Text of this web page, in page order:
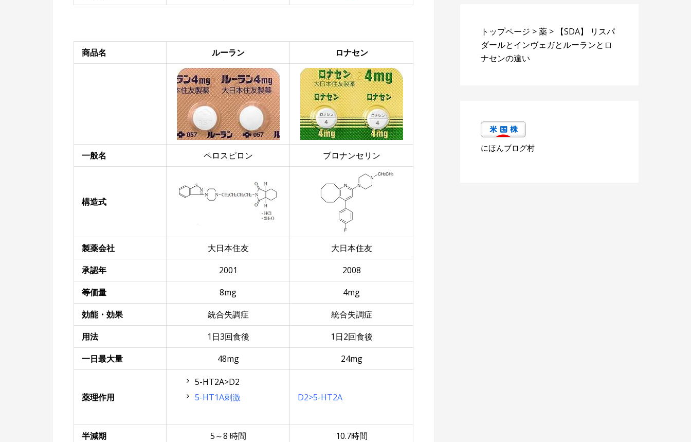
商品名 ルーラン ロナセン
一般名 ペロスピロン ブロナンセリン
構造式
製薬会社 大日本住友
大日本住友
承認年
2001
2008
等価量
8mg
4mg
効能・効果
統合失調症
統合失調症
用法
1日3回食後
1日2回食後
一日最大量
48mg 24mg
薬理作用
5-HT2A>D2
5-HT1A刺激
D2>5-HT2A
半減期 5～8 時間 10.7時間
トップページ >薬 >
【SDA】 リスパ
ダールとインヴェガとルーランとロ
ナセンの違い
にほんブログ村